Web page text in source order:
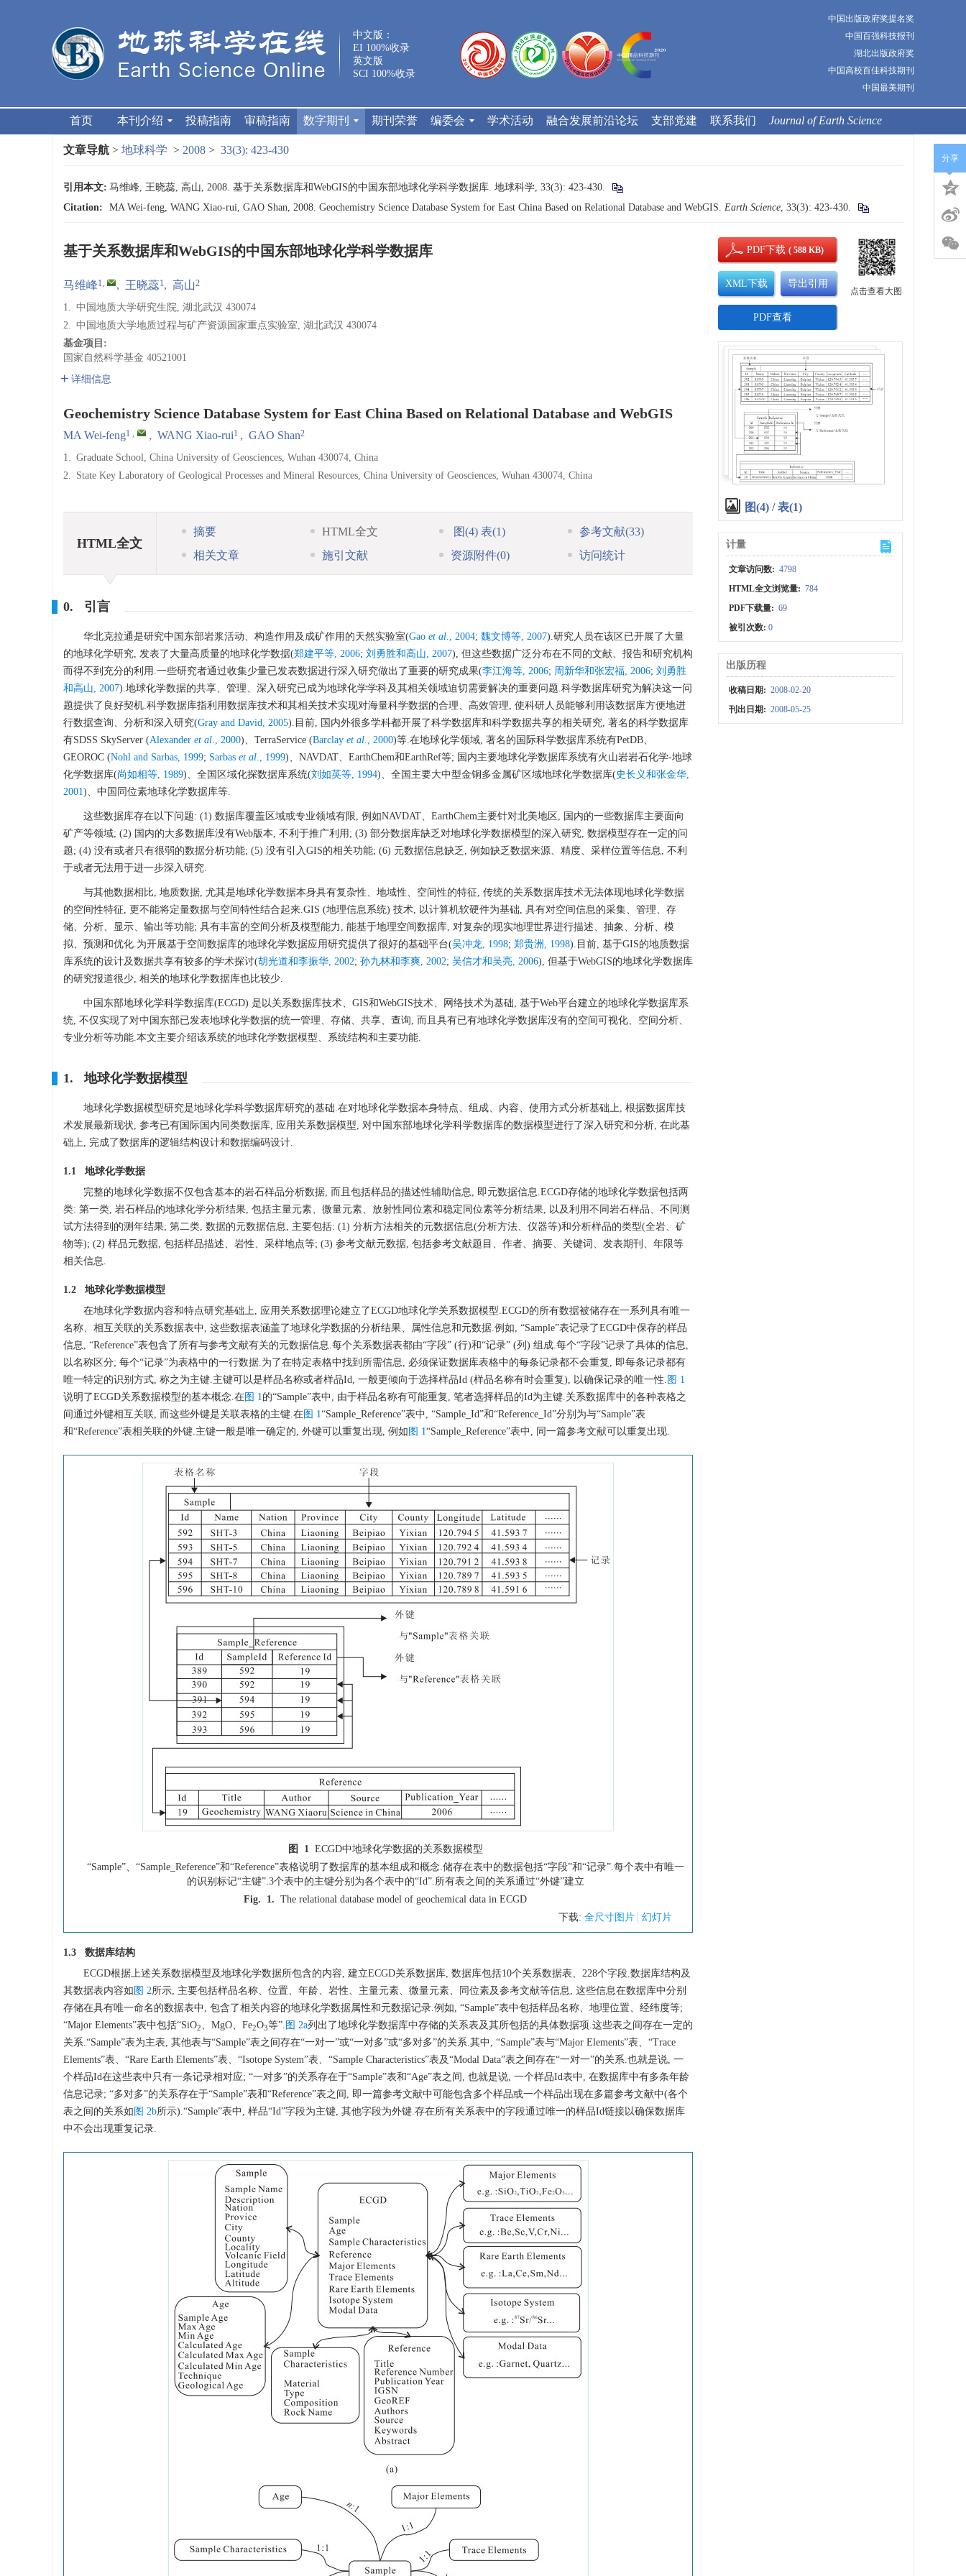
中文版：
EI 100%收录
英文版
SCI 100%收录
中国出版政府奖提名奖
中国百强科技报刊
湖北出版政府奖
中国高校百佳科技期刊
中国最美期刊
首页 本刊介绍 投稿指南 审稿指南 数字期刊 期刊荣誉 编委会 学术活动 融合发展前沿论坛 支部党建 联系我们 Journal of Earth Science
文章导航 > 地球科学 > 2008 > 33(3): 423-430
引用本文: 马维峰, 王晓蕊, 高山, 2008. 基于关系数据库和WebGIS的中国东部地球化学科学数据库. 地球科学, 33(3): 423-430.
Citation:
MA Wei-feng, WANG Xiao-rui, GAO Shan, 2008. Geochemistry Science Database System for East China Based on Relational Database and WebGIS. Earth Science, 33(3): 423-430.
基于关系数据库和WebGIS的中国东部地球化学科学数据库
马维峰1, , 王晓蕊1, 高山2
1. 中国地质大学研究生院, 湖北武汉 430074
2. 中国地质大学地质过程与矿产资源国家重点实验室, 湖北武汉 430074
基金项目:
国家自然科学基金 40521001
详细信息
Geochemistry Science Database System for East China Based on Relational Database and WebGIS
MA Wei-feng1 , , WANG Xiao-rui1 , GAO Shan2
1. Graduate School, China University of Geosciences, Wuhan 430074, China
2. State Key Laboratory of Geological Processes and Mineral Resources, China University of Geosciences, Wuhan 430074, China
HTML全文
摘要 HTML全文 图(4) 表(1) 参考文献(33)
相关文章
施引文献 资源附件(0) 访问统计
0. 引言
华北克拉通是研究中国东部岩浆活动、构造作用及成矿作用的天然实验室(Gao et al., 2004; 魏文博等, 2007).研究人员在该区已开展了大量
的地球化学研究, 发表了大量高质量的地球化学数据(郑建平等, 2006; 刘勇胜和高山, 2007), 但这些数据广泛分布在不同的文献、报告和研究机构
而得不到充分的利用.一些研究者通过收集少量已发表数据进行深入研究做出了重要的研究成果(李江海等, 2006; 周新华和张宏福, 2006; 刘勇胜
和高山, 2007).地球化学数据的共享、管理、深入研究已成为地球化学学科及其相关领域迫切需要解决的重要问题.科学数据库研究为解决这一问
题提供了良好契机.科学数据库指利用数据库技术和其相关技术实现对海量科学数据的合理、高效管理, 使科研人员能够利用该数据库方便地进
行数据查询、分析和深入研究(Gray and David, 2005).目前, 国内外很多学科都开展了科学数据库和科学数据共享的相关研究, 著名的科学数据库
有SDSS SkyServer (Alexander et al., 2000)、TerraService (Barclay et al., 2000)等.在地球化学领域, 著名的国际科学数据库系统有PetDB、
GEOROC (Nohl and Sarbas, 1999; Sarbas et al., 1999)、NAVDAT、EarthChem和EarthRef等; 国内主要地球化学数据库系统有火山岩岩石化学-地球
化学数据库(尚如相等, 1989)、全国区域化探数据库系统(刘如英等, 1994)、全国主要大中型金铜多金属矿区域地球化学数据库(史长义和张金华,
2001)、中国同位素地球化学数据库等.
这些数据库存在以下问题: (1) 数据库覆盖区域或专业领域有限, 例如NAVDAT、EarthChem主要针对北美地区, 国内的一些数据库主要面向
矿产等领域; (2) 国内的大多数据库没有Web版本, 不利于推广利用; (3) 部分数据库缺乏对地球化学数据模型的深入研究, 数据模型存在一定的问
题; (4) 没有或者只有很弱的数据分析功能; (5) 没有引入GIS的相关功能; (6) 元数据信息缺乏, 例如缺乏数据来源、精度、采样位置等信息, 不利
于或者无法用于进一步深入研究.
与其他数据相比, 地质数据, 尤其是地球化学数据本身具有复杂性、地域性、空间性的特征, 传统的关系数据库技术无法体现地球化学数据
的空间性特征, 更不能将定量数据与空间特性结合起来.GIS (地理信息系统) 技术, 以计算机软硬件为基础, 具有对空间信息的采集、管理、存
储、分析、显示、输出等功能; 具有丰富的空间分析及模型能力, 能基于地理空间数据库, 对复杂的现实地理世界进行描述、抽象、分析、模
拟、预测和优化.为开展基于空间数据库的地球化学数据应用研究提供了很好的基础平台(吴冲龙, 1998; 郑贵洲, 1998).目前, 基于GIS的地质数据
库系统的设计及数据共享有较多的学术探讨(胡光道和李振华, 2002; 孙九林和李爽, 2002; 吴信才和吴亮, 2006), 但基于WebGIS的地球化学数据库
的研究报道很少, 相关的地球化学数据库也比较少.
中国东部地球化学科学数据库(ECGD) 是以关系数据库技术、GIS和WebGIS技术、网络技术为基础, 基于Web平台建立的地球化学数据库系
统, 不仅实现了对中国东部已发表地球化学数据的统一管理、存储、共享、查询, 而且具有已有地球化学数据库没有的空间可视化、空间分析、
专业分析等功能.本文主要介绍该系统的地球化学数据模型、系统结构和主要功能.
1. 地球化学数据模型
地球化学数据模型研究是地球化学科学数据库研究的基础.在对地球化学数据本身特点、组成、内容、使用方式分析基础上, 根据数据库技
术发展最新现状, 参考已有国际国内同类数据库, 应用关系数据模型, 对中国东部地球化学科学数据库的数据模型进行了深入研究和分析, 在此基
础上, 完成了数据库的逻辑结构设计和数据编码设计.
1.1 地球化学数据
完整的地球化学数据不仅包含基本的岩石样品分析数据, 而且包括样品的描述性辅助信息, 即元数据信息.ECGD存储的地球化学数据包括两
类: 第一类, 岩石样品的地球化学分析结果, 包括主量元素、微量元素、放射性同位素和稳定同位素等分析结果, 以及利用不同岩石样品、不同测
试方法得到的测年结果; 第二类, 数据的元数据信息, 主要包括: (1) 分析方法相关的元数据信息(分析方法、仪器等)和分析样品的类型(全岩、矿
物等); (2) 样品元数据, 包括样品描述、岩性、采样地点等; (3) 参考文献元数据, 包括参考文献题目、作者、摘要、关键词、发表期刊、年限等
相关信息.
1.2 地球化学数据模型
在地球化学数据内容和特点研究基础上, 应用关系数据理论建立了ECGD地球化学关系数据模型.ECGD的所有数据被储存在一系列具有唯一
名称、相互关联的关系数据表中, 这些数据表涵盖了地球化学数据的分析结果、属性信息和元数据.例如, “Sample”表记录了ECGD中保存的样品
信息, “Reference”表包含了所有与参考文献有关的元数据信息.每个关系数据表都由“字段” (行)和“记录” (列) 组成.每个“字段”记录了具体的信息,
以名称区分; 每个“记录”为表格中的一行数据.为了在特定表格中找到所需信息, 必须保证数据库表格中的每条记录都不会重复, 即每条记录都有
唯一特定的识别方式, 称之为主键.主键可以是样品名称或者样品Id, 一般更倾向于选择样品Id (样品名称有时会重复), 以确保记录的唯一性. 图 1
说明了ECGD关系数据模型的基本概念.在图 1的“Sample”表中, 由于样品名称有可能重复, 笔者选择样品的Id为主键.关系数据库中的各种表格之
间通过外键相互关联, 而这些外键是关联表格的主键.在图 1“Sample_Reference”表中, “Sample_Id”和“Reference_Id”分别为与“Sample”表
和“Reference”表相关联的外键.主键一般是唯一确定的, 外键可以重复出现, 例如 图 1“Sample_Reference”表中, 同一篇参考文献可以重复出现.
图 1 ECGD中地球化学数据的关系数据模型
“Sample”、“Sample_Reference”和“Reference”表格说明了数据库的基本组成和概念.储存在表中的数据包括“字段”和“记录”.每个表中有唯一
的识别标记“主键”.3个表中的主键分别为各个表中的“Id”.所有表之间的关系通过“外键”建立
Fig. 1. The relational database model of geochemical data in ECGD
下载: 全尺寸图片 幻灯片
1.3 数据库结构
ECGD根据上述关系数据模型及地球化学数据所包含的内容, 建立ECGD关系数据库, 数据库包括10个关系数据表、228个字段.数据库结构及
其数据表内容如 图 2所示, 主要包括样品名称、位置、年龄、岩性、主量元素、微量元素、同位素及参考文献等信息, 这些信息在数据库中分别
存储在具有唯一命名的数据表中, 包含了相关内容的地球化学数据属性和元数据记录.例如, “Sample”表中包括样品名称、地理位置、经纬度等;
“Major Elements”表中包括“SiO2、MgO、Fe2O3等”. 图 2a列出了地球化学数据库中存储的关系表及其所包括的具体数据项.这些表之间存在一定的
关系.“Sample”表为主表, 其他表与“Sample”表之间存在“一对一”或“一对多”或“多对多”的关系.其中, “Sample”表与“Major Elements”表、“Trace
Elements”表、“Rare Earth Elements”表、“Isotope System”表、“Sample Characteristics”表及“Modal Data”表之间存在“一对一”的关系.也就是说, 一
个样品Id在这些表中只有一条记录相对应; “一对多”的关系存在于“Sample”表和“Age”表之间, 也就是说, 一个样品Id表中, 在数据库中有多条年龄
信息记录; “多对多”的关系存在于“Sample”表和“Reference”表之间, 即一篇参考文献中可能包含多个样品或一个样品出现在多篇参考文献中(各个
表之间的关系如 图 2b所示).“Sample”表中, 样品“Id”字段为主键, 其他字段为外键.存在所有关系表中的字段通过唯一的样品Id链接以确保数据库
中不会出现重复记录.
PDF下载( 588 KB)
XML下载 导出引用
PDF查看
点击查看大图
图(4) /表(1)
计量
文章访问数: 4798
HTML全文浏览量: 784
PDF下载量: 69
被引次数:0
出版历程
收稿日期: 2008-02-20
刊出日期: 2008-05-25
分享